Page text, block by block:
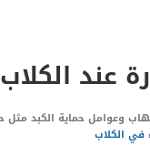
عند الكلاب
في الكلاب